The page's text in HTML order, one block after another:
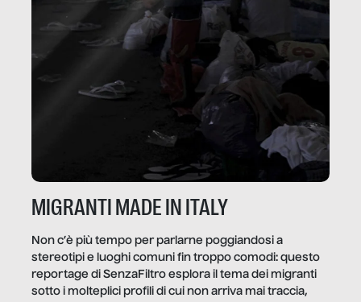
MIGRANTI MADE IN ITALY
Non c’è più tempo per parlarne poggiandosi a
stereotipi e luoghi comuni fin troppo comodi: questo
reportage di SenzaFiltro esplora il tema dei migranti
sotto i molteplici profili di cui non arriva mai traccia,